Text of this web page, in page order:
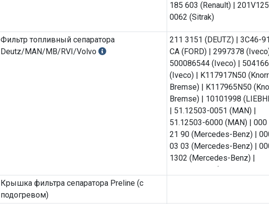
185 603 (Renault) |
0062 (Sitrak)
Фильтр топливный сепаратора
Deutz/MAN/MB/RVI/Volvo
211 3151 (DEUTZ) | 3C46-
CA (FORD) | 2997378
500086544 (Iveco) |
(Iveco) | K117917N50
Bremse) | K117965N50
Bremse) | 10101998
| 51.12503-0051 (MAN) |
51.12503-6000 (MAN) | 000
21 90 (Mercedes-Benz) |
03 03 (Mercedes-Benz) |
1302 (Mercedes-Benz) |
0004770103 (Mercedes-
Крышка фильтра сепаратора Preline (с
подогревом)